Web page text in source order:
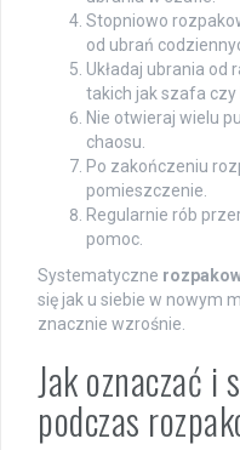
Stopniowo
od ubrań
Układaj ubrania od
takich jak szafa czy
Nie otwieraj wielu
chaosu.
Po zakończeniu
pomieszczenie.
Regularnie rób
pomoc.
Systematyczne
się jak u siebie w nowym
znacznie wzrośnie.
Jak oznaczać i
podczas